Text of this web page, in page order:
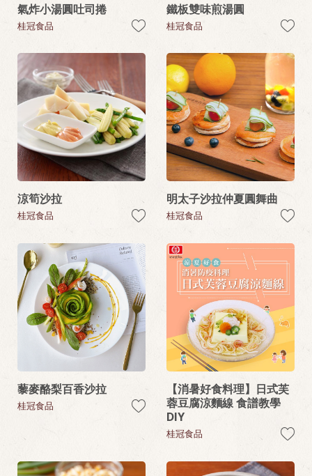
氣炸小湯圓吐司捲
桂冠食品
鐵板雙味煎湯圓
桂冠食品
涼筍沙拉
桂冠食品
明太子沙拉仲夏圓舞曲
桂冠食品
藜麥酪梨百香沙拉
桂冠食品
【消暑好食料理】日式芙
蓉豆腐涼麵線 食譜教學
DIY
桂冠食品